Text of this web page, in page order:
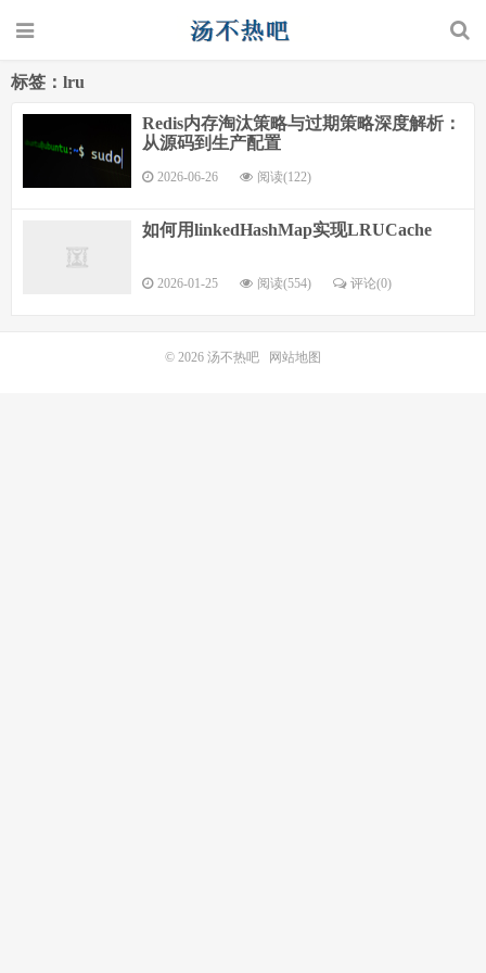
标签：lru
Redis内存淘汰策略与过期策略深度解析：
从源码到生产配置
2026-06-26 阅读(122)
如何用linkedHashMap实现LRUCache
2026-01-25 阅读(554) 评论(0)
© 2026 汤不热吧 网站地图